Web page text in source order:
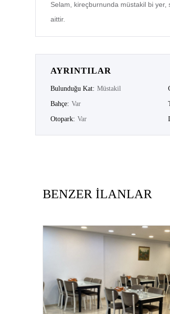
Selam, kireçburnunda müstakil bi yer,
aittir.
AYRINTILAR
Bulunduğu Kat: Müstakil
Bahçe: Var
Otopark: Var
BENZER İLANLAR